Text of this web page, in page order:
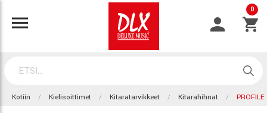
0
Kotiin Kielisoittimet Kitaratarvikkeet Kitarahihnat